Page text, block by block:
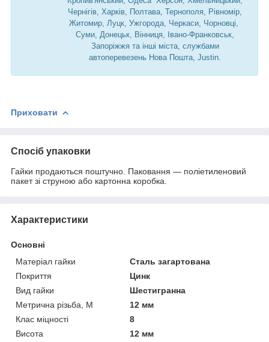
Чернігів, Харків, Полтава, Тернополя, Рівномір,
Житомир, Луцк, Ужгорода, Черкаси, Чорновці,
Суми, Донецьк, Вінниця, Івано-Франковськ,
Запоріжжя та інші міста, службами
автоперевезень Нова Пошта, Justin.
Приховати
Спосіб упаковки
Гайки продаються поштучно. Паковання — поліетиленовий
пакет зі струною або картонна коробка.
Характеристики
Основні
Матеріал гайки
Сталь загартована
Покриття
Цинк
Вид гайки
Шестигранна
Метрична різьба, М
12 мм
Клас міцності
8
Висота
12 мм